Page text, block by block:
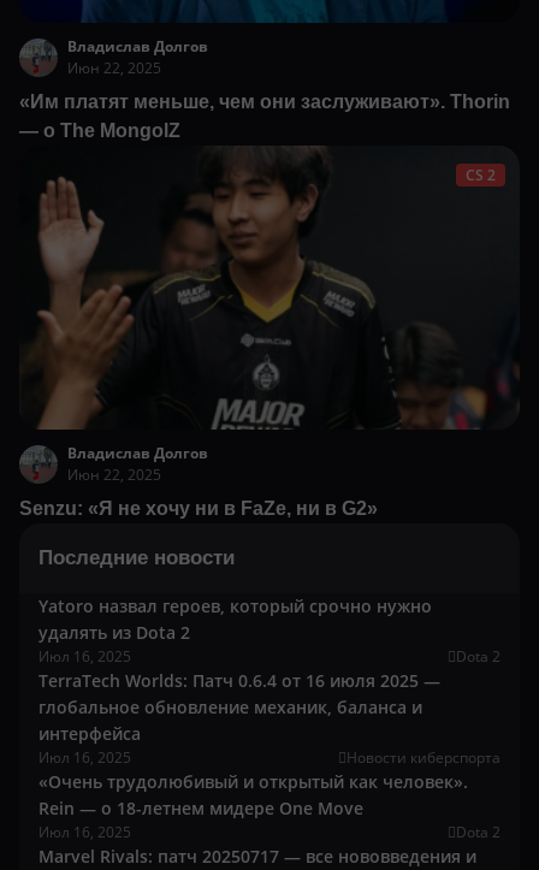
Владислав Долгов
Июн 22, 2025
«Им платят меньше, чем они заслуживают». Thorin
— о The MongolZ
CS 2
Владислав Долгов
Июн 22, 2025
Senzu: «Я не хочу ни в FaZe, ни в G2»
Последние новости
Yatoro назвал героев, который срочно нужно
удалять из Dota 2
Июл 16, 2025 Dota 2
TerraTech Worlds: Патч 0.6.4 от 16 июля 2025 —
глобальное обновление механик, баланса и
интерфейса
Июл 16, 2025 Новости киберспорта
«Очень трудолюбивый и открытый как человек».
Rein — о 18-летнем мидере One Move
Июл 16, 2025 Dota 2
Marvel Rivals: патч 20250717 — все нововведения и